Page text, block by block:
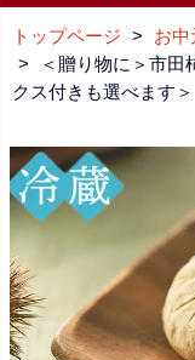
トップページ
お中
＜贈り物に＞市
クス付きも選べます